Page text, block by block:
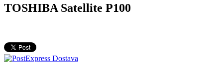
TOSHIBA Satellite P100